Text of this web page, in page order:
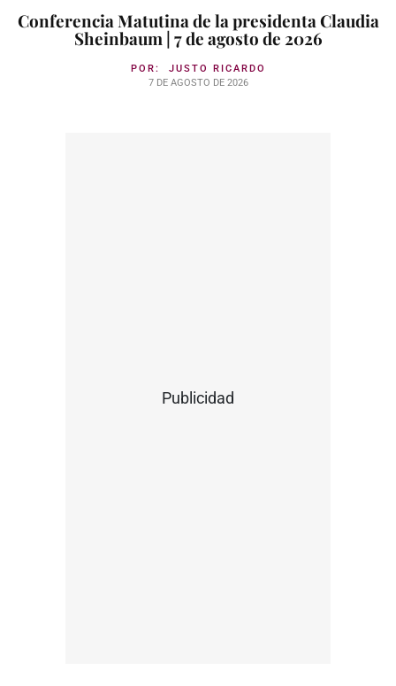
Conferencia Matutina de la presidenta Claudia
Sheinbaum | 7 de agosto de 2026
POR: JUSTO RICARDO
7 DE AGOSTO DE 2026
Publicidad